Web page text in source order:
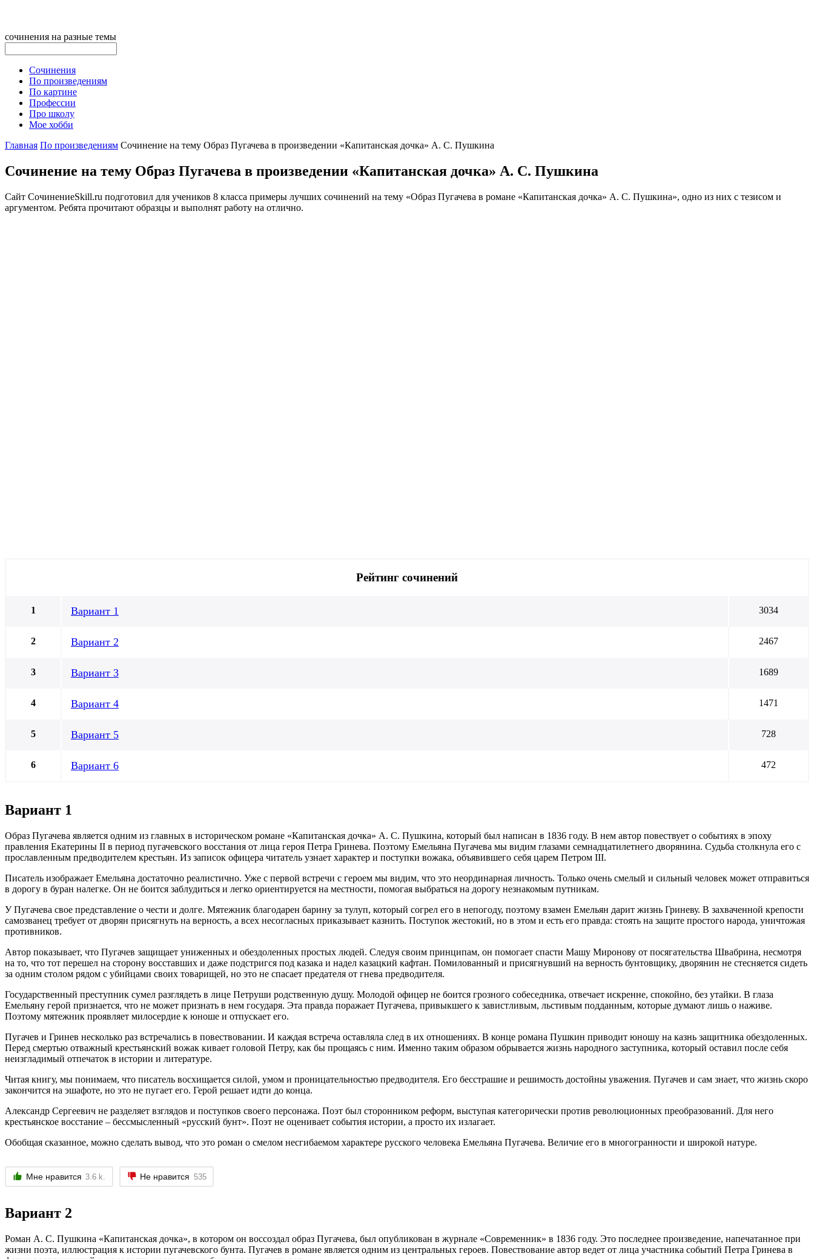
сочинения на разные темы
Сочинения
По произведениям
По картине
Профессии
Про школу
Мое хобби
Главная По произведениям Сочинение на тему Образ Пугачева в произведении «Капитанская дочка» А. С. Пушкина
Сочинение на тему Образ Пугачева в произведении «Капитанская дочка» А. С. Пушкина
Сайт СочинениеSkill.ru подготовил для учеников 8 класса примеры лучших сочинений на тему «Образ Пугачева в романе «Капитанская дочка» А. С. Пушкина», одно из них с тезисом и
аргументом. Ребята прочитают образцы и выполнят работу на отлично.
Рейтинг сочинений
Вариант 1 3034
Вариант 2 2467
Вариант 3 1689
Вариант 4 1471
Вариант 5 728
Вариант 6 472
Вариант 1
Образ Пугачева является одним из главных в историческом романе «Капитанская дочка» А. С. Пушкина, который был написан в 1836 году. В нем автор повествует о событиях в эпоху
правления Екатерины II в период пугачевского восстания от лица героя Петра Гринева. Поэтому Емельяна Пугачева мы видим глазами семнадцатилетнего дворянина. Судьба столкнула его с
прославленным предводителем крестьян. Из записок офицера читатель узнает характер и поступки вожака, объявившего себя царем Петром III.
Писатель изображает Емельяна достаточно реалистично. Уже с первой встречи с героем мы видим, что это неординарная личность. Только очень смелый и сильный человек может отправиться
в дорогу в буран налегке. Он не боится заблудиться и легко ориентируется на местности, помогая выбраться на дорогу незнакомым путникам.
У Пугачева свое представление о чести и долге. Мятежник благодарен барину за тулуп, который согрел его в непогоду, поэтому взамен Емельян дарит жизнь Гриневу. В захваченной крепости
самозванец требует от дворян присягнуть на верность, а всех несогласных приказывает казнить. Поступок жестокий, но в этом и есть его правда: стоять на защите простого народа, уничтожая
противников.
Автор показывает, что Пугачев защищает униженных и обездоленных простых людей. Следуя своим принципам, он помогает спасти Машу Миронову от посягательства Швабрина, несмотря
на то, что тот перешел на сторону восставших и даже подстригся под казака и надел казацкий кафтан. Помилованный и присягнувший на верность бунтовщику, дворянин не стесняется сидеть
за одним столом рядом с убийцами своих товарищей, но это не спасает предателя от гнева предводителя.
Государственный преступник сумел разглядеть в лице Петруши родственную душу. Молодой офицер не боится грозного собеседника, отвечает искренне, спокойно, без утайки. В глаза
Емельяну герой признается, что не может признать в нем государя. Эта правда поражает Пугачева, привыкшего к завистливым, льстивым подданным, которые думают лишь о наживе.
Поэтому мятежник проявляет милосердие к юноше и отпускает его.
Пугачев и Гринев несколько раз встречались в повествовании. И каждая встреча оставляла след в их отношениях. В конце романа Пушкин приводит юношу на казнь защитника обездоленных.
Перед смертью отважный крестьянский вожак кивает головой Петру, как бы прощаясь с ним. Именно таким образом обрывается жизнь народного заступника, который оставил после себя
неизгладимый отпечаток в истории и литературе.
Читая книгу, мы понимаем, что писатель восхищается силой, умом и проницательностью предводителя. Его бесстрашие и решимость достойны уважения. Пугачев и сам знает, что жизнь скоро
закончится на эшафоте, но это не пугает его. Герой решает идти до конца.
Александр Сергеевич не разделяет взглядов и поступков своего персонажа. Поэт был сторонником реформ, выступая категорически против революционных преобразований. Для него
крестьянское восстание – бессмысленный «русский бунт». Поэт не оценивает события истории, а просто их излагает.
Обобщая сказанное, можно сделать вывод, что это роман о смелом несгибаемом характере русского человека Емельяна Пугачева. Величие его в многогранности и широкой натуре.
Мне нравится 3.6 k. Не нравится 535
Вариант 2
Роман А. С. Пушкина «Капитанская дочка», в котором он воссоздал образ Пугачева, был опубликован в журнале «Современник» в 1836 году. Это последнее произведение, напечатанное при
жизни поэта, иллюстрация к истории пугачевского бунта. Пугачев в романе является одним из центральных героев. Повествование автор ведет от лица участника событий Петра Гринева в